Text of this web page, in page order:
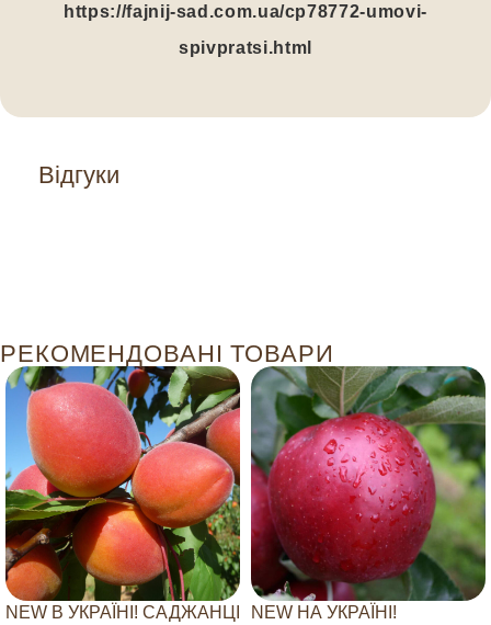
Відгуки
https://fajnij-sad.com.ua/cp78772-umovi-
spivpratsi.html
РЕКОМЕНДОВАНІ ТОВАРИ
NEW В УКРАЇНІ! САДЖАНЦІ
NEW НА УКРАЇНІ!